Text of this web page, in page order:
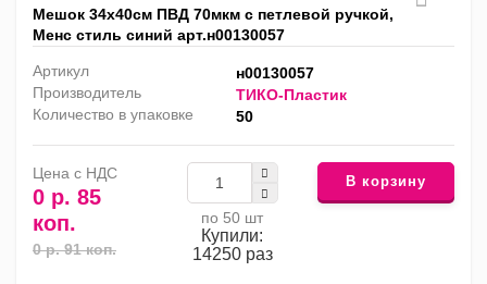
Мешок 34х40см ПВД 70мкм с петлевой ручкой,
Менс стиль синий арт.н00130057
Артикул
н00130057
Производитель
ТИКО-Пластик
Количество в упаковке
50
Цена с НДС
0 р. 85
коп.
0 р. 91 коп.
по 50 шт
Купили:
14250 раз
В корзину